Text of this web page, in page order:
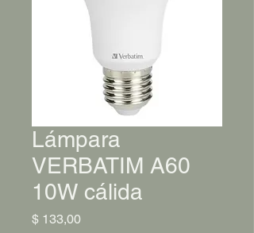
Lámpara
VERBATIM A60
10W cálida
$ 133,00Precio